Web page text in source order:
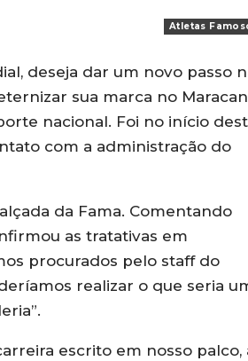
Atletas
deseja dar um novo passo
sua marca no
nacional. Foi no início
com a administração do
da Fama. Comentando
as tratativas em
procurados pelo staff do
realizar o que seria
escrito em nosso palco,